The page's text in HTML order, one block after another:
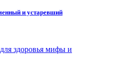
и устаревший